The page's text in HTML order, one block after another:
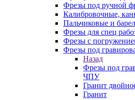
Фрезы под ручной
Калибровочные,
Пальчиковые и
Фрезы для спец
Фрезы с
Фрезы под
Назад
Фрезы под
ЧПУ
Гранит
Гранит